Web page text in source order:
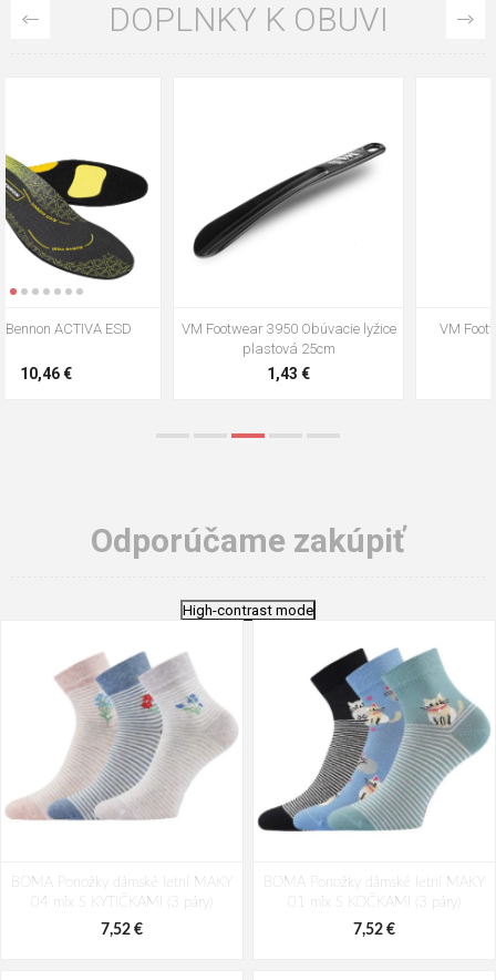
DOPLNKY K OBUVI
VM Footwear 3009 Vkladacia
VM Footwear 3102 Šnúrky ploché
Odporúčame zakúpiť
High-contrast mode
BOMA Ponožky dámské letní MAKY
04 mix S KYTIČKAMI (3 páry)
7,52 €
BOMA Ponožky dámské letní MAKY
01 mix S KOČKAMI (3 páry)
7,52 €